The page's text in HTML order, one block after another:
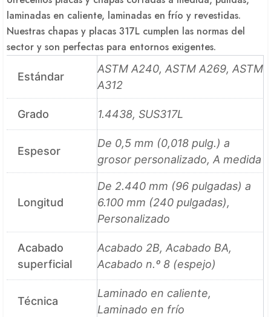
laminadas en caliente, laminadas en frío y revestidas.
Nuestras chapas y placas 317L cumplen las normas del
sector y son perfectas para entornos exigentes.
Estándar
ASTM A240, ASTM A269, ASTM
A312
Grado 1.4438, SUS317L
Espesor
De 0,5 mm (0,018 pulg.) a
grosor personalizado, A medida
Longitud
De 2.440 mm (96 pulgadas) a
6.100 mm (240 pulgadas),
Personalizado
Acabado
superficial
Acabado 2B, Acabado BA,
Acabado n.º 8 (espejo)
Técnica
Laminado en caliente,
Laminado en frío